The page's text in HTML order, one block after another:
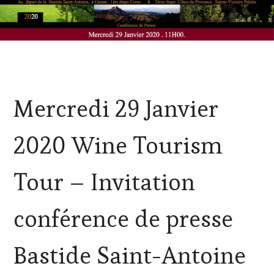
CULTURAL
GUEST,
HOST,
GUEST
PRESSE
ÉCRITE,
TV,
WEB,
PALETTE,
PRODUCTEURS
Mercredi 29 Janvier
2020 Wine Tourism
Tour – Invitation
conférence de presse
Bastide Saint-Antoine